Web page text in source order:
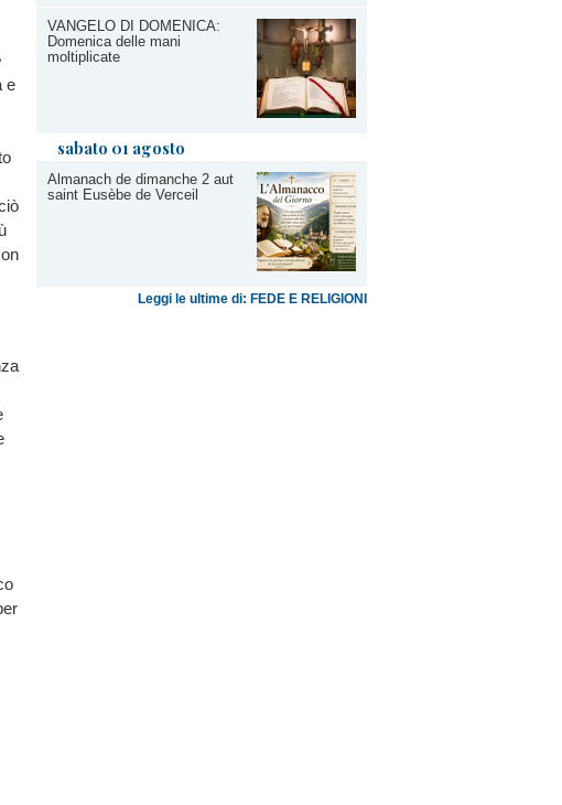
VANGELO DI DOMENICA:
Domenica delle mani
moltiplicate
sabato 01 agosto
Almanach de dimanche 2 aut
saint Eusèbe de Verceil
Leggi le ultime di: FEDE E RELIGIONI
e